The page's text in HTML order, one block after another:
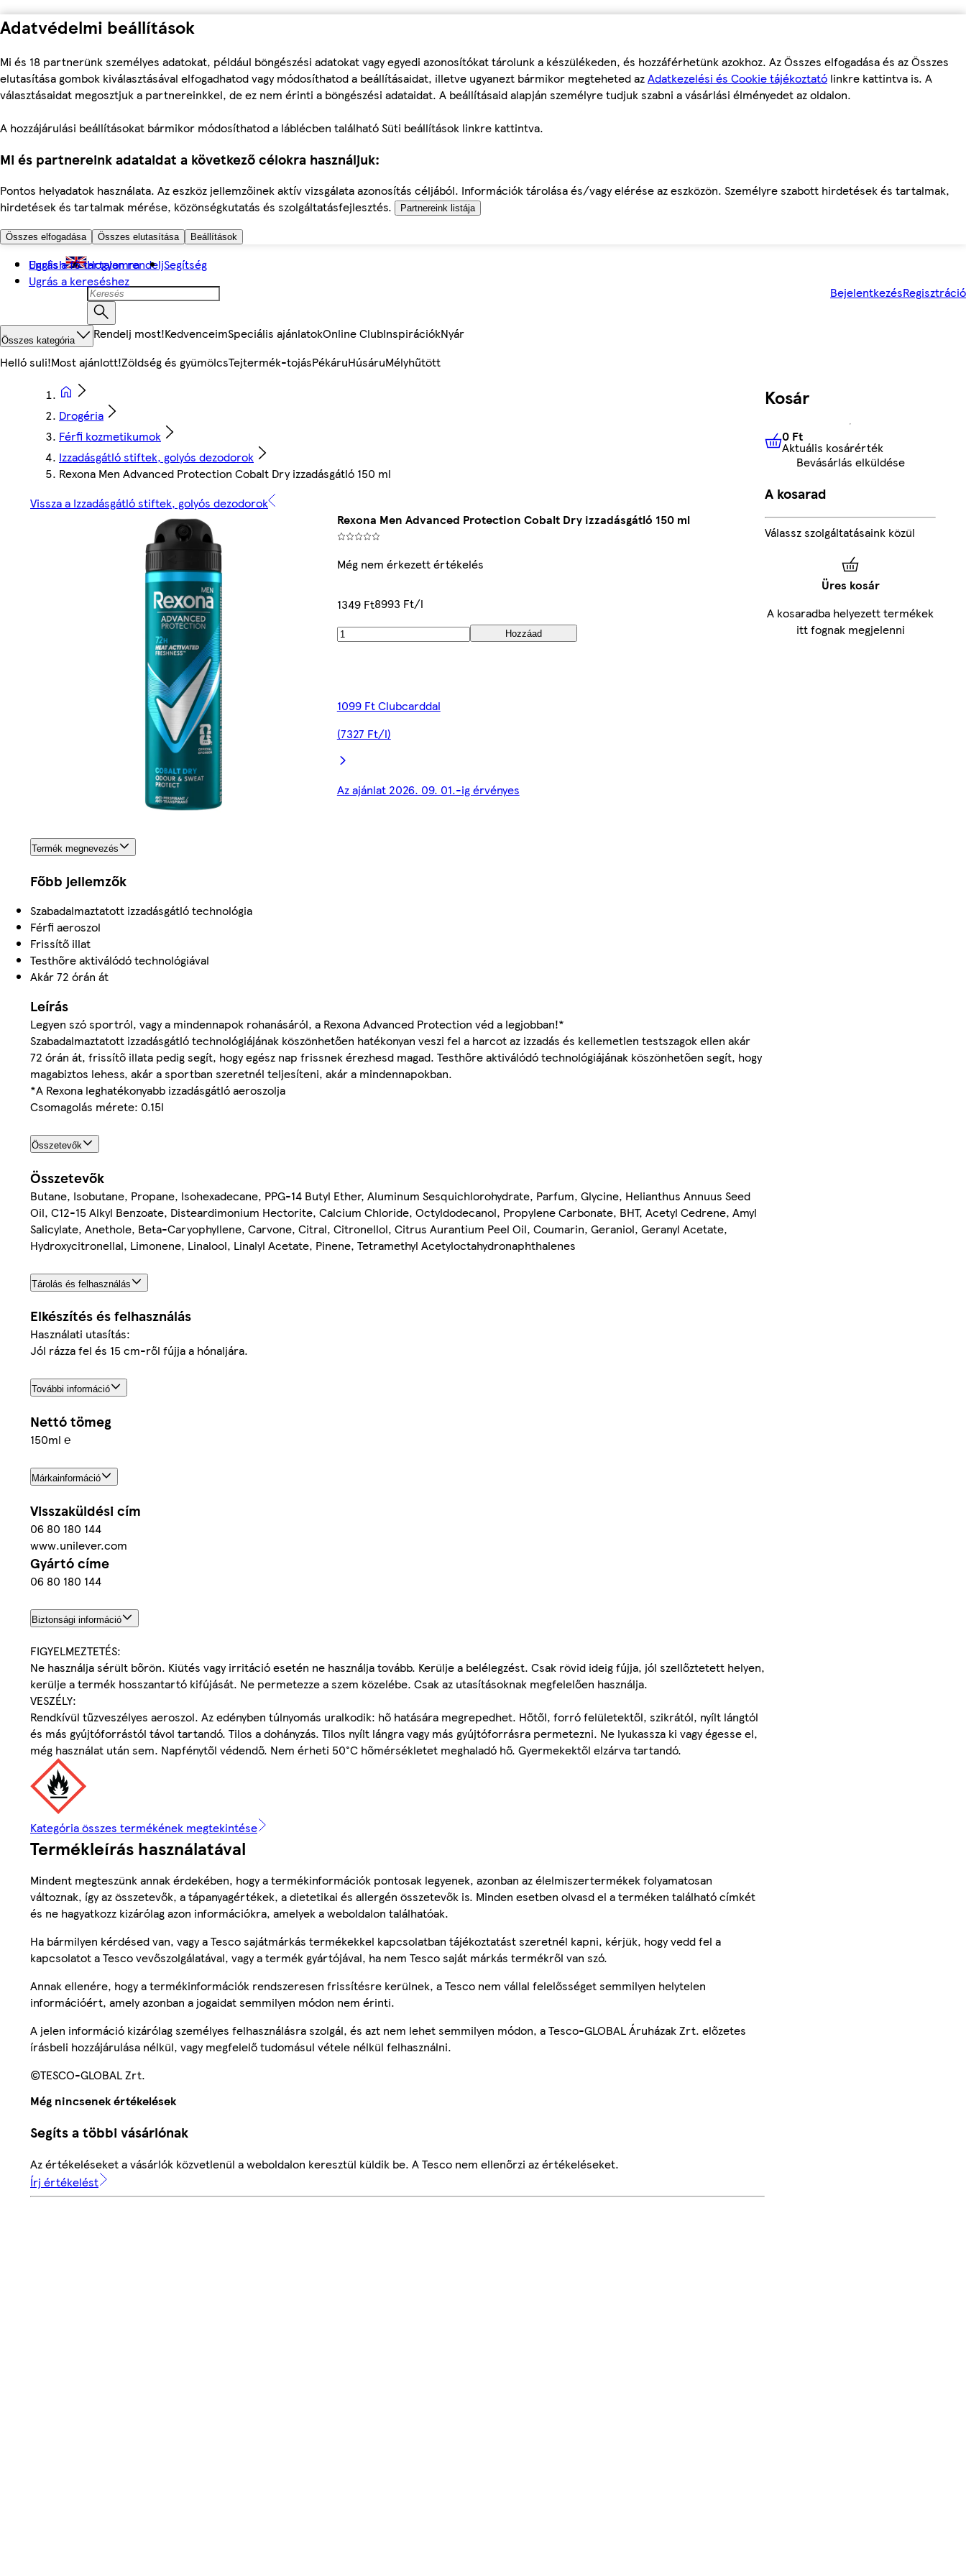
Adatvédelmi beállítások
Mi és 18 partnerünk személyes adatokat, például böngészési adatokat vagy egyedi azonosítókat tárolunk a készülékeden, és hozzáférhetünk azokhoz. Az Összes elfogadása és az Összes
elutasítása gombok kiválasztásával elfogadhatod vagy módosíthatod a beállításaidat, illetve ugyanezt bármikor megteheted azAdatkezelési és Cookie tájékoztató linkre kattintva is. A
választásaidat megosztjuk a partnereinkkel, de ez nem érinti a böngészési adataidat. A beállításaid alapján személyre tudjuk szabni a vásárlási élményedet az oldalon.
A hozzájárulási beállításokat bármikor módosíthatod a láblécben található Süti beállítások linkre kattintva.
Mi és partnereink adataidat a következő célokra használjuk:
Pontos helyadatok használata. Az eszköz jellemzőinek aktív vizsgálata azonosítás céljából. Információk tárolása és/vagy elérése az eszközön. Személyre szabott hirdetések és tartalmak,
hirdetések és tartalmak mérése, közönségkutatás és szolgáltatásfejlesztés.
Partnereink listája
Összes elfogadása Összes elutasítása Beállítások
Ugrás a fő tartalomra
Ugrás a kereséshez
English Hogyan rendeljSegítség
BejelentkezésRegisztráció
Összes kategória Rendelj most!KedvenceimSpeciális ajánlatokOnline ClubInspirációkNyár
Helló suli!Most ajánlott!Zöldség és gyümölcsTejtermék-tojásPékáruHúsáruMélyhűtött
Drogéria
Férfi kozmetikumok
Izzadásgátló stiftek, golyós dezodorok
Rexona Men Advanced Protection Cobalt Dry izzadásgátló 150 ml
Vissza a Izzadásgátló stiftek, golyós dezodorok
Rexona Men Advanced Protection Cobalt Dry izzadásgátló 150 ml
Még nem érkezett értékelés
1349 Ft8993 Ft/l
Hozzáad
1099 Ft Clubcarddal
(7327 Ft/l)
Az ajánlat 2026. 09. 01.-ig érvényes
Termék megnevezés
Főbb jellemzők
Szabadalmaztatott izzadásgátló technológia
Férfi aeroszol
Frissítő illat
Testhőre aktiválódó technológiával
Akár 72 órán át
Leírás
Legyen szó sportról, vagy a mindennapok rohanásáról, a Rexona Advanced Protection véd a legjobban!*
Szabadalmaztatott izzadásgátló technológiájának köszönhetően hatékonyan veszi fel a harcot az izzadás és kellemetlen testszagok ellen akár
72 órán át, frissítő illata pedig segít, hogy egész nap frissnek érezhesd magad. Testhőre aktiválódó technológiájának köszönhetően segít, hogy
magabiztos lehess, akár a sportban szeretnél teljesíteni, akár a mindennapokban.
*A Rexona leghatékonyabb izzadásgátló aeroszolja
Csomagolás mérete: 0.15l
Összetevők
Összetevők
Butane, Isobutane, Propane, Isohexadecane, PPG-14 Butyl Ether, Aluminum Sesquichlorohydrate, Parfum, Glycine, Helianthus Annuus Seed
Oil, C12-15 Alkyl Benzoate, Disteardimonium Hectorite, Calcium Chloride, Octyldodecanol, Propylene Carbonate, BHT, Acetyl Cedrene, Amyl
Salicylate, Anethole, Beta-Caryophyllene, Carvone, Citral, Citronellol, Citrus Aurantium Peel Oil, Coumarin, Geraniol, Geranyl Acetate,
Hydroxycitronellal, Limonene, Linalool, Linalyl Acetate, Pinene, Tetramethyl Acetyloctahydronaphthalenes
Tárolás és felhasználás
Elkészítés és felhasználás
Használati utasítás:
Jól rázza fel és 15 cm-ről fújja a hónaljára.
További információ
Nettó tömeg
150ml ℮
Márkainformáció
Visszaküldési cím
06 80 180 144
www.unilever.com
Gyártó címe
06 80 180 144
Biztonsági információ
FIGYELMEZTETÉS:
Ne használja sérült bőrön. Kiütés vagy irritáció esetén ne használja tovább. Kerülje a belélegzést. Csak rövid ideig fújja, jól szellőztetett helyen,
kerülje a termék hosszantartó kifújását. Ne permetezze a szem közelébe. Csak az utasításoknak megfelelően használja.
VESZÉLY:
Rendkívül tűzveszélyes aeroszol. Az edényben túlnyomás uralkodik: hő hatására megrepedhet. Hőtől, forró felületektől, szikrától, nyílt lángtól
és más gyújtóforrástól távol tartandó. Tilos a dohányzás. Tilos nyílt lángra vagy más gyújtóforrásra permetezni. Ne lyukassza ki vagy égesse el,
még használat után sem. Napfénytől védendő. Nem érheti 50°C hőmérsékletet meghaladó hő. Gyermekektől elzárva tartandó.
Kategória összes termékének megtekintése
Termékleírás használatával
Mindent megteszünk annak érdekében, hogy a termékinformációk pontosak legyenek, azonban az élelmiszertermékek folyamatosan
változnak, így az összetevők, a tápanyagértékek, a dietetikai és allergén összetevők is. Minden esetben olvasd el a terméken található címkét
és ne hagyatkozz kizárólag azon információkra, amelyek a weboldalon találhatóak.
Ha bármilyen kérdésed van, vagy a Tesco sajátmárkás termékekkel kapcsolatban tájékoztatást szeretnél kapni, kérjük, hogy vedd fel a
kapcsolatot a Tesco vevőszolgálatával, vagy a termék gyártójával, ha nem Tesco saját márkás termékről van szó.
Annak ellenére, hogy a termékinformációk rendszeresen frissítésre kerülnek, a Tesco nem vállal felelősséget semmilyen helytelen
információért, amely azonban a jogaidat semmilyen módon nem érinti.
A jelen információ kizárólag személyes felhasználásra szolgál, és azt nem lehet semmilyen módon, a Tesco-GLOBAL Áruházak Zrt. előzetes
írásbeli hozzájárulása nélkül, vagy megfelelő tudomásul vétele nélkül felhasználni.
©TESCO-GLOBAL Zrt.
Még nincsenek értékelések
Segíts a többi vásárlónak
Az értékeléseket a vásárlók közvetlenül a weboldalon keresztül küldik be. A Tesco nem ellenőrzi az értékeléseket.
Írj értékelést
Kosár
0 FtAktuális kosárérték
0 Ft
Aktuális kosárérték
Bevásárlás elküldése
A kosarad
Válassz szolgáltatásaink közül
Üres kosár
A kosaradba helyezett termékek
itt fognak megjelenni